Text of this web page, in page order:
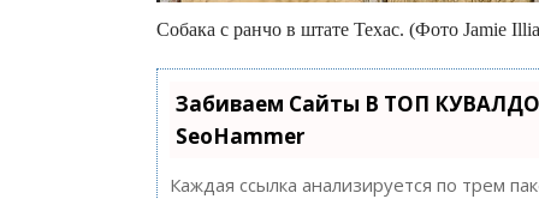
Собака с ранчо в штате Техас. (Фото Jamie
Забиваем Сайты В ТОП
SeoHammer
Каждая ссылка анализируется по трем